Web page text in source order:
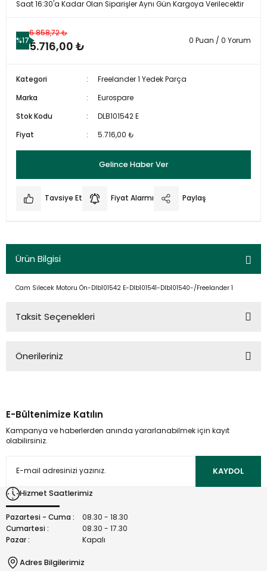
Saat 16:30'a Kadar Olan Siparişler Aynı Gün Kargoya Verilecektir
%17
6.858,72 ₺
5.716,00 ₺ 0 Puan / 0 Yorum
Kategori
Freelander 1 Yedek Parça
Marka
Eurospare
Stok Kodu
DLB101542 E
Fiyat
5.716,00 ₺
Gelince Haber Ver
Tavsiye Et Fiyat Alarmı Paylaş
Ürün Bilgisi
Cam Silecek Motoru Ön-Dlb101542 E-Dlb101541-Dlb101540-/Freelander 1
Taksit Seçenekleri
Önerileriniz
kullanarak tarafımıza iletebilirsiniz.
Görüş ve önerileriniz için teşekkür ederiz.
Ürün açıklamasında eksik bilgiler bulunuyor.
Bu ürüne benzer farklı alternatifler olmalı.
E-Bültenimize Katılın
Kampanya ve haberlerden anında yararlanabilmek için kayıt
olabilirsiniz.
KAYDOL
Hizmet Saatlerimiz
Pazartesi - Cuma :
08.30 - 18.30
Cumartesi :
08.30 - 17.30
Pazar :
Kapalı
Adres Bilgilerimiz